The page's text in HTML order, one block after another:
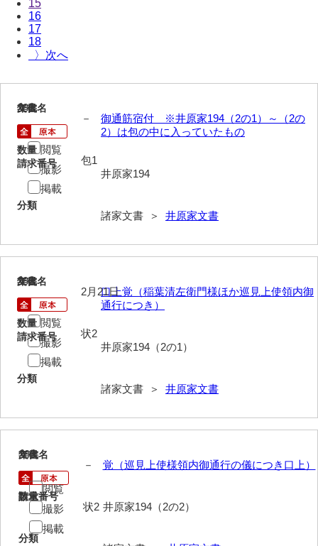
氏本家文書
内田家文書（豊中市）
内海家文書
馬屋原家文書
梅村明文書
江浪家文書
惠本家文書
相木家文書
15
16
17
18
〉
281
文書名
御通筋宿付 ※井原家194（2の1）～（2の
2）は包の中に入っていたもの
請求番号
井原家194
分類
諸家文書 ＞ 井原家文書
年代
－
数量
包1
閲覧
撮影
掲載
282
文書名
口上覚（稲葉清左衛門様ほか巡見上使領内御
通行につき）
請求番号
井原家194（2の1）
分類
諸家文書 ＞ 井原家文書
年代
2月21日
数量
状2
閲覧
撮影
掲載
283
文書名
覚（巡見上使様領内御通行の儀につき口上）
請求番号
井原家194（2の2）
分類
年代
－
数量
状2
閲覧
撮影
掲載